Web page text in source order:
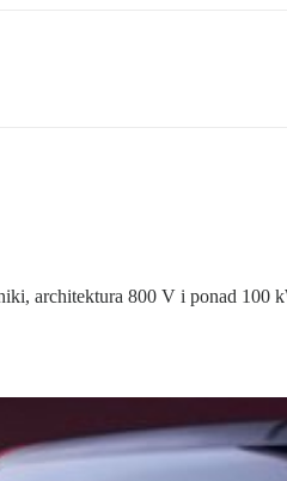
architektura 800 V i ponad 100